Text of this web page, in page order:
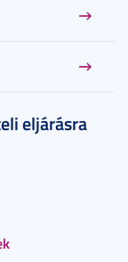
eljárásra